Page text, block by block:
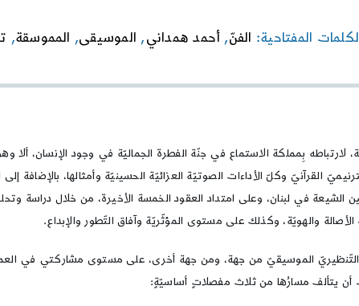
المفتاحية: الفنّ, أحمد همداني , الموسيقى, المموسقة,
لارتباطه بِمملكة الاستماع في جنّة الفطرة الجماليّة في وجود الإنسان، ألا
القرآنيّ وكلّ الأداءات الصوتیّة العزائيّة الحسينيّة وأمثالها، بالإضافة
الشيعة في لبنان، وعلى امتداد العقود الخمسة الأخيرة، من خلال دراسة
والهويّة، وكذلك على مستوى المؤثّريّة وآفاق التّطور والإبداع.
الموسيقيّ من جهة، ومن جهة أخرى، على مستوى مشاركتي في